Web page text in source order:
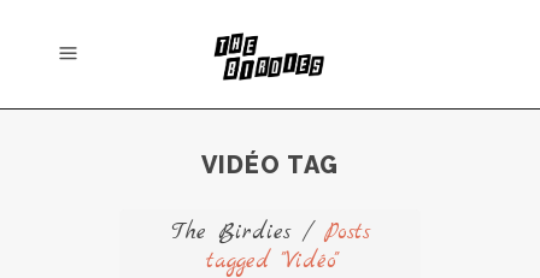
VIDÉO TAG
The Birdies/Posts
tagged "Vidéo"